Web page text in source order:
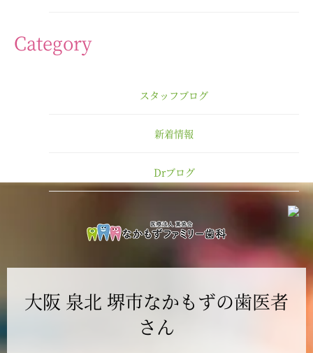
2024年12月
2024年11月
2024年9月
2024年8月
Category
スタッフブログ
新着情報
Drブログ
大阪 泉北 堺市なかもずの歯医者
さん